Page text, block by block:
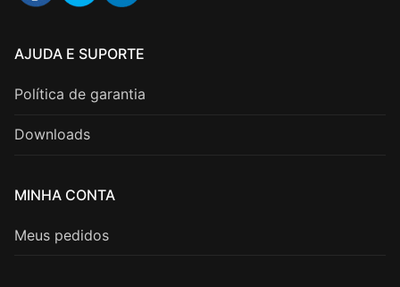
AJUDA E SUPORTE
Política de garantia
Downloads
MINHA CONTA
Meus pedidos